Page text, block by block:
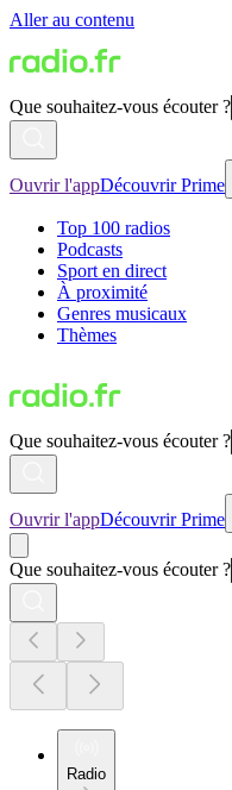
Aller au contenu
Que souhaitez-vous écouter ?
Ouvrir l'appDécouvrir Prime
Top 100 radios
Podcasts
Sport en direct
À proximité
Genres musicaux
Thèmes
Que souhaitez-vous écouter ?
Ouvrir l'appDécouvrir Prime
Que souhaitez-vous écouter ?
Radio